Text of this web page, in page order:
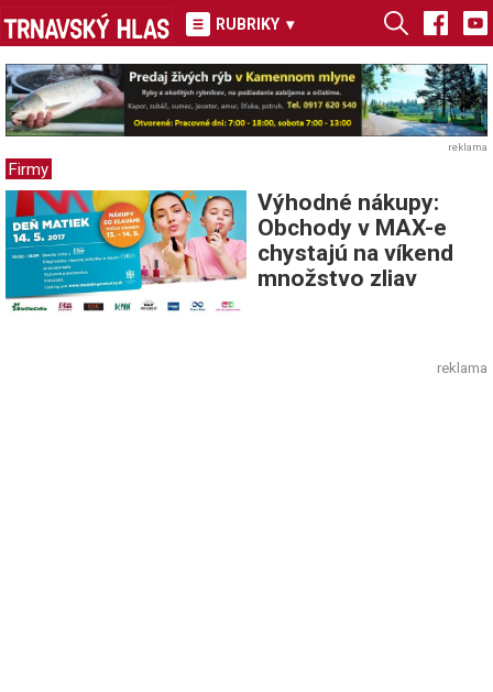
RUBRIKY ▾
reklama
Firmy
Výhodné nákupy:
Obchody v MAX-e
chystajú na víkend
množstvo zliav
reklama